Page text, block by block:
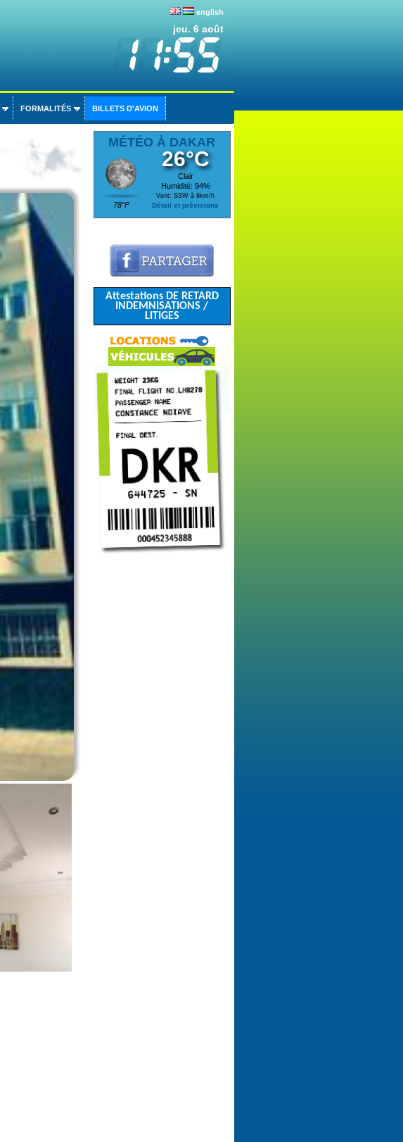
english
jeu. 6 août
FORMALITÉS BILLETS D'AVION
MÉTÉO À DAKAR
78°F
26°C
Clair
Humidité: 94%
Vent: SSW à 8km/h
Détail et prévisions
Attestations DE RETARD
INDEMNISATIONS /
LITIGES